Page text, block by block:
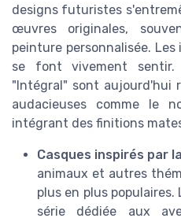
designs futuristes
œuvres originales,
peinture personnalisée.
se font vivement
"Intégral" sont aujourd'hui
audacieuses comme le
intégrant des finitions
Casques inspirés par
animaux et autres
plus en plus
série dédiée aux